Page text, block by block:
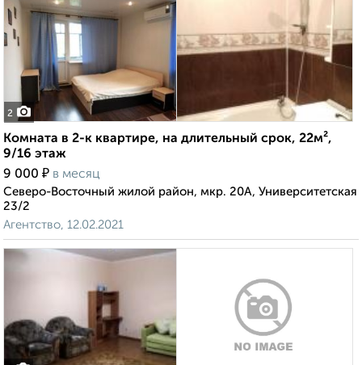
2
Комната в 2-к квартире, на длительный срок, 22м²,
9/16 этаж
9 000 ₽ в месяц
Северо-Восточный жилой район, мкр. 20А, Университетская
23/2
Агентство, 12.02.2021